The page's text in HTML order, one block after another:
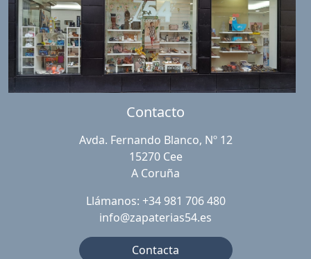
Contacto
Avda. Fernando Blanco, Nº 12
15270 Cee
A Coruña
Llámanos: +34 981 706 480
info@zapaterias54.es
Contacta